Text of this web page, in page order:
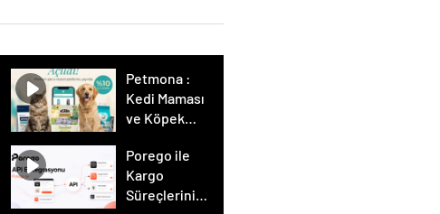
Petmona :
Kedi Maması
ve Köpek
Tüm Evcil
Hayvan
Ürünleri
Porego ile
Kargo
Süreçlerinizi